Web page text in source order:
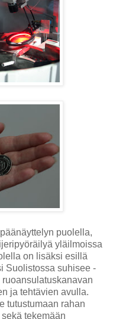
puolella,
yläilmoissa
on lisäksi esillä
Suolistossa suhisee -
ja tehtävien avulla.
tutustumaan rahan
tekemään